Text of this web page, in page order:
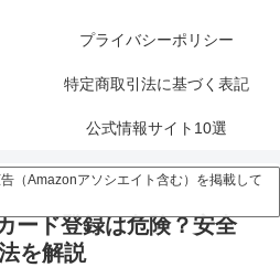
プライバシーポリシー
特定商取引法に基づく表記
公式情報サイト10選
（Amazonアソシエイト含む）を掲載して
ード登録は危険？安全
を解説